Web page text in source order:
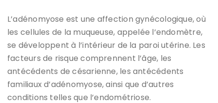
L’adénomyose est une affection gynécologique, où
les cellules de la muqueuse, appelée l’endomètre,
se développent à l’intérieur de la paroi utérine. Les
facteurs de risque comprennent l’âge, les
antécédents de césarienne, les antécédents
familiaux d’adénomyose, ainsi que d’autres
conditions telles que l’endométriose.